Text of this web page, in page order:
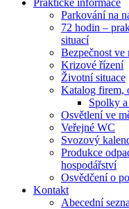
Praktické informace
Parkování na
72 hodin –
situací
Bezpečnost ve
Krizové řízení
Životní situace
Katalog firem,
Spolky
Osvětlení ve
Veřejné WC
Svozový
Produkce
hospodářství
Osvědčení o
Kontakt
Abecední